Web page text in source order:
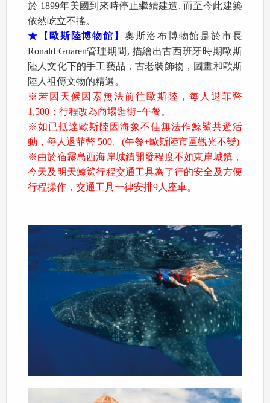
於 1899年美國到來時停止繼續建造, 而至今此建築
依然屹立不搖。
★【歐斯陸博物館】奧斯洛布博物館是於市長
Ronald Guaren管理期間, 描繪出古西班牙時期歐斯
陸人文化下的手工藝品，古老裝飾物，圖畫和歐斯
陸人祖傳文物的精選。
※若因天候因素無法前往歐斯陸，每人退菲幣
1,500；行程改為商場逛街+午餐。
※如已抵達歐斯陸因海象不佳無法作鯨鯊共遊活
動，每人退菲幣 500。(午餐+歐斯陸市區觀光不變)
※由於宿霧島西海岸城鎮開發程度不如東岸城鎮，
今天及明天鯨鯊行程交通工具為了行的安全及方便
行程操作，交通工具一律安排9人座車。